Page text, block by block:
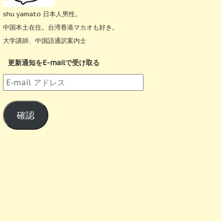
shu yamato 日本人男性。
中国本土在住。台湾香港マカオも好き。
大学講師、中国語通訳案内士
更新通知をE-mailで受け取る
E-
mail
ア
ド
確認